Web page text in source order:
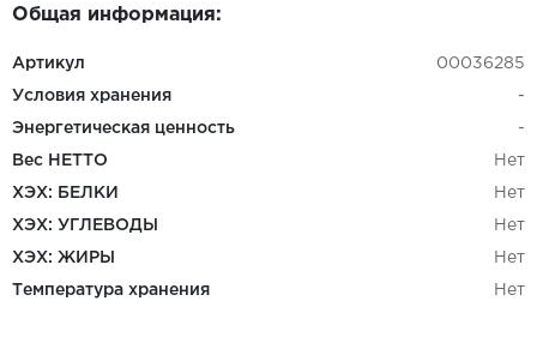
Общая информация:
Артикул 00036285
Условия хранения -
Энергетическая ценность -
Вес НЕТТО Нет
ХЭХ: БЕЛКИ Нет
ХЭХ: УГЛЕВОДЫ Нет
ХЭХ: ЖИРЫ Нет
Температура хранения Нет